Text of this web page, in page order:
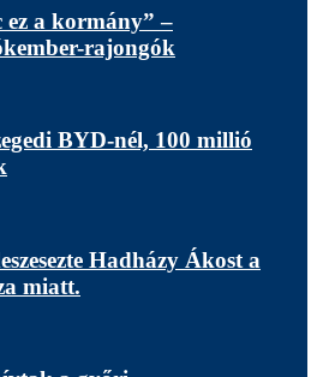
a kormány” –
rajongók
BYD-nél, 100 millió
Hadházy Ákost a
miatt.